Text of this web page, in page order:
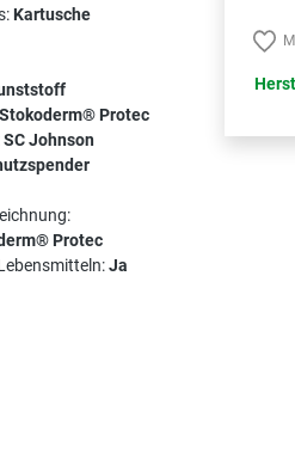
Kartusche
Stokoderm® Protec
SC Johnson
Protec
Ja